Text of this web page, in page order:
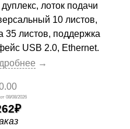
лоток подачи
10 листов,
35 листов, поддержка
USB 2.0, Ethernet.
08/08/2026